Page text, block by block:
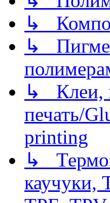
↳
↳
↳ Клеи,
печать/
printing
↳
каучуки,